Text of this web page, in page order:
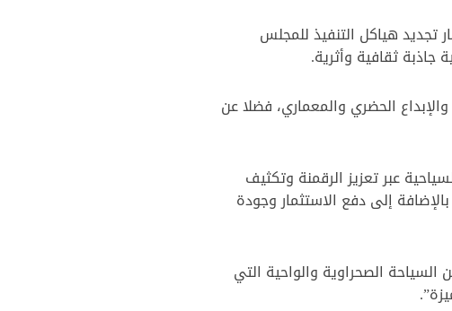
تجديد هياكل التنفيذ للمجلس
ثقافية وأثرية.
الحضري والمعماري، فضلا عن
عبر تعزيز الرقمنة وتكثيف
إلى دفع الاستثمار وجودة
الصحراوية والواحية التي